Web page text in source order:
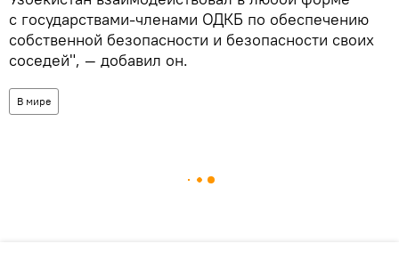
с государствами-членами ОДКБ по обеспечению
собственной безопасности и безопасности своих
соседей", — добавил он.
В мире